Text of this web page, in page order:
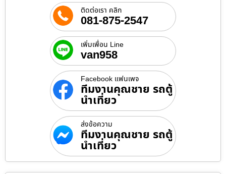
ติดต่อเรา คลิก
081-875-2547
เพิ่มเพื่อน Line
van958
Facebook แฟนเพจ
ทีมงานคุณชาย รถตู้
นำเที่ยว
ส่งข้อความ
ทีมงานคุณชาย รถตู้
นำเที่ยว